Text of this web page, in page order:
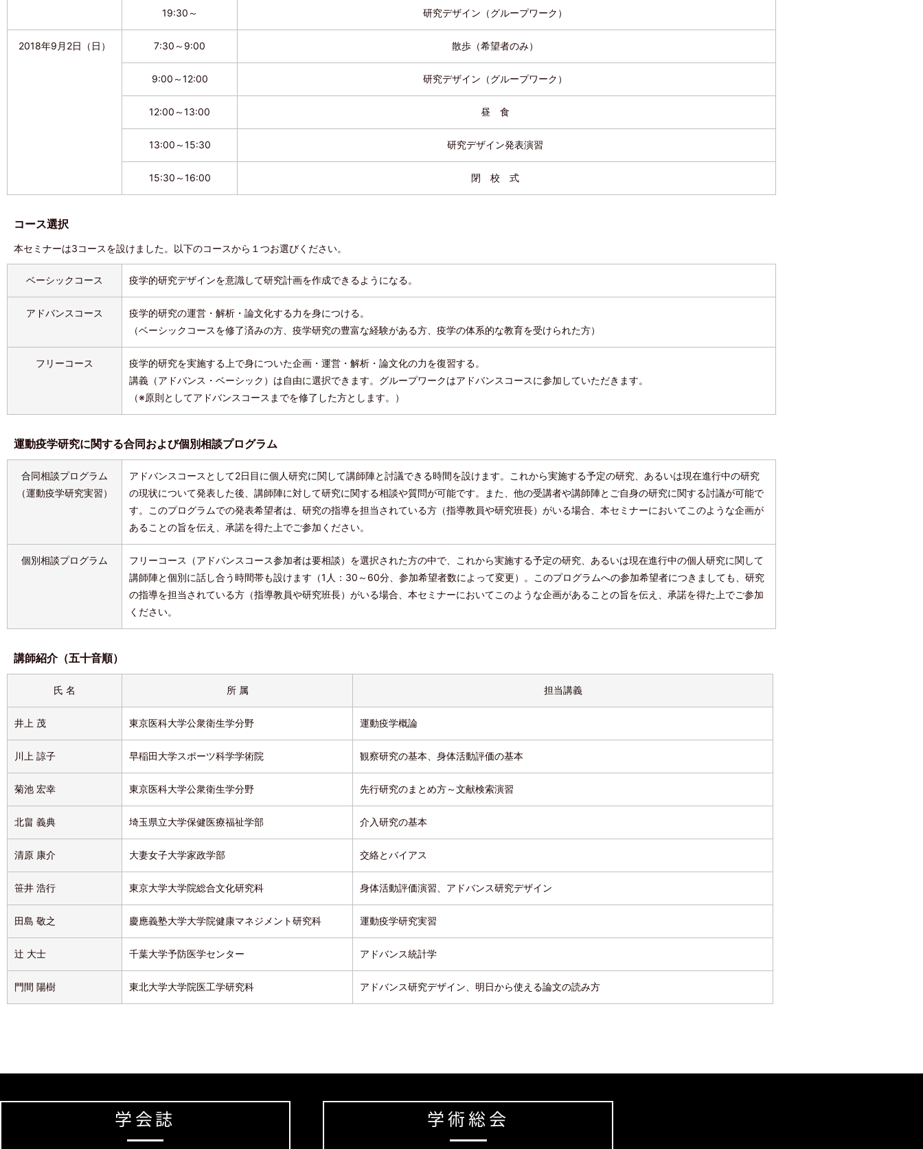
19:30～ 研究デザイン（グループワーク）
2018年9月2日（日） 7:30～9:00 散歩（希望者のみ）
9:00～12:00 研究デザイン（グループワーク）
12:00～13:00 昼 食
13:00～15:30 研究デザイン発表演習
15:30～16:00 閉 校 式
コース選択
本セミナーは3コースを設けました。以下のコースから１つお選びください。
ベーシックコース 疫学的研究デザインを意識して研究計画を作成できるようになる。
アドバンスコース
疫学的研究の運営・解析・論文化する力を身につける。
（ベーシックコースを修了済みの方、疫学研究の豊富な経験がある方、疫学の体系的な教育を受けられた方）
フリーコース
疫学的研究を実施する上で身についた企画・運営・解析・論文化の力を復習する。
講義（アドバンス・ベーシック）は自由に選択できます。グループワークはアドバンスコースに参加していただきます。
（※原則としてアドバンスコースまでを修了した方とします。）
運動疫学研究に関する合同および個別相談プログラム
合同相談プログラム
（運動疫学研究実習）
アドバンスコースとして2日目に個人研究に関して講師陣と討議できる時間を設けます。これから実施する予定の研究、あるいは現在進行中の研究
の現状について発表した後、講師陣に対して研究に関する相談や質問が可能です。また、他の受講者や講師陣とご自身の研究に関する討議が可能で
す。このプログラムでの発表希望者は、研究の指導を担当されている方（指導教員や研究班長）がいる場合、本セミナーにおいてこのような企画が
あることの旨を伝え、承諾を得た上でご参加ください。
個別相談プログラム
フリーコース（アドバンスコース参加者は要相談）を選択された方の中で、これから実施する予定の研究、あるいは現在進行中の個人研究に関して
講師陣と個別に話し合う時間帯も設けます（1人：30～60分、参加希望者数によって変更）。このプログラムへの参加希望者につきましても、研究
の指導を担当されている方（指導教員や研究班長）がいる場合、本セミナーにおいてこのような企画があることの旨を伝え、承諾を得た上でご参加
ください。
講師紹介（五十音順）
氏 名 所 属 担当講義
井上 茂 東京医科大学公衆衛生学分野 運動疫学概論
川上 諒子 早稲田大学スポーツ科学学術院 観察研究の基本、身体活動評価の基本
菊池 宏幸 東京医科大学公衆衛生学分野 先行研究のまとめ方～文献検索演習
北畠 義典 埼玉県立大学保健医療福祉学部 介入研究の基本
清原 康介 大妻女子大学家政学部 交絡とバイアス
笹井 浩行 東京大学大学院総合文化研究科 身体活動評価演習、アドバンス研究デザイン
田島 敬之 慶應義塾大学大学院健康マネジメント研究科 運動疫学研究実習
辻 大士 千葉大学予防医学センター アドバンス統計学
門間 陽樹 東北大学大学院医工学研究科 アドバンス研究デザイン、明日から使える論文の読み方
学会誌 学術総会